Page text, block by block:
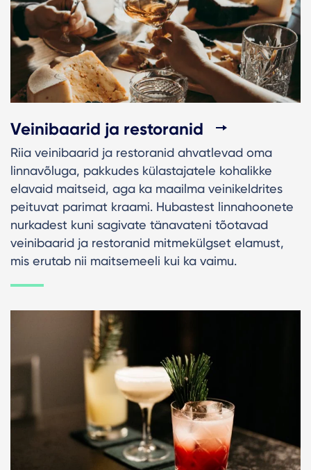
Veinibaarid ja restoranid
Riia veinibaarid ja restoranid ahvatlevad oma
linnavõluga, pakkudes külastajatele kohalikke
elavaid maitseid, aga ka maailma veinikeldrites
peituvat parimat kraami. Hubastest linnahoonete
nurkadest kuni sagivate tänavateni tõotavad
veinibaarid ja restoranid mitmekülgset elamust,
mis erutab nii maitsemeeli kui ka vaimu.